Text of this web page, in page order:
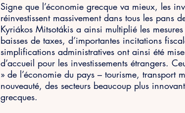
Signe que l’économie grecque va mieux, les
réinvestissent massivement dans tous les pans
Kyriákos Mitsotákis a ainsi multiplié les
baisses de taxes, d’importantes incitations
simplifications administratives ont ainsi été
d’accueil pour les investissements étrangers.
» de l’économie du pays – tourisme, transport
nouveauté, des secteurs beaucoup plus
grecques.